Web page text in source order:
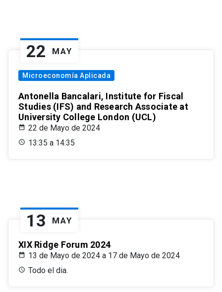
22 MAY
Microeconomía Aplicada
Antonella Bancalari, Institute for Fiscal
Studies (IFS) and Research Associate at
University College London (UCL)
22 de Mayo de 2024
13:35 a 14:35
13 MAY
XIX Ridge Forum 2024
13 de Mayo de 2024 a 17 de Mayo de 2024
Todo el dia.